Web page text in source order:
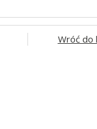
Wróć do